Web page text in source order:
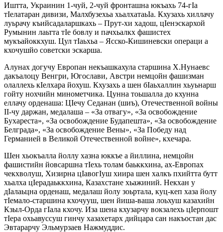
Иштта, Украинин 1-чуй, 2-чуй фронташна юкъахь 74-гIа
тIелатаран дивизи, Малхбузехьа хьалхатаьIа. Кхузахь хиллачу
луьрачу къийсадаларшкахь – Прут-хи хадош, цIенэскархой
Румынин лаьтта тIе бовлу и пачхьалкх фашистех
мукъайоккхуш. Цул тIаьхьа – Ясско-Кишиневски операци а
кхочушйо советски эскарша.
Алунах догучу Европан некъашкахула старшина Х.Нунаевс
дакъалоцу Венгри, Югослави, Австри немцойн фашизман
олаллехь кIелхара йохуш. Кхузахь а шен бIаьхаллин хьуьнарш
гойту нохчийн минометчика. Цунна тоьшалла до кхунна
еллачу орденаша: ЦIечу Седанан (шиъ), Отечественной войны
II-чу даржан, медалаша – «За отвагу», «За освобождение
Бухареста», «За освобождение Будапешта», «За освобождение
Белграда», «За освобождение Вены», «За Победу над
Германией в Великой Отечественной войне», кхечара.
Шен хьокъалла йоллу хазна юккъе а йиллина, немцойн
фашистийн йовсаршна тIехь толам баьккхина, ах-Европах
чекхволуш, Хизирна цIавогIуш хиира шен халкъ пхийтта бутт
хьалха цIерадаьккхина, Казахстане хьажиний. Некхан у
дIалаьцна орденаш, медалаш йолу зоьртала, куц-кеп хаза йолу
тIемало-старшина кхочууш, шен йиша-ваша лоьхуш казахийн
Кзыл-Орда гIала кхочу. Иза шена кхузарчу вокзалехь цIерпошт
тIера охьавуссуш гинчу хазахетарх дийцара сан накъостан дас
Эвтарарчу Эльмурзаев Нажмуддис.